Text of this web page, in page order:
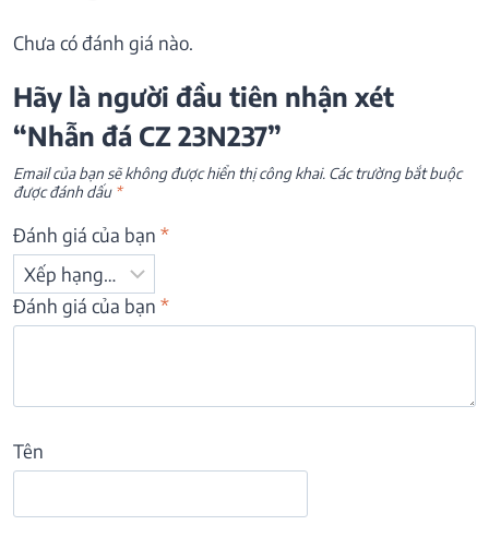
Chưa có đánh giá nào.
Hãy là người đầu tiên nhận xét
“Nhẫn đá CZ 23N237”
Email của bạn sẽ không được hiển thị công khai. Các trường bắt buộc
được đánh dấu *
Đánh giá của bạn *
Đánh giá của bạn *
Tên